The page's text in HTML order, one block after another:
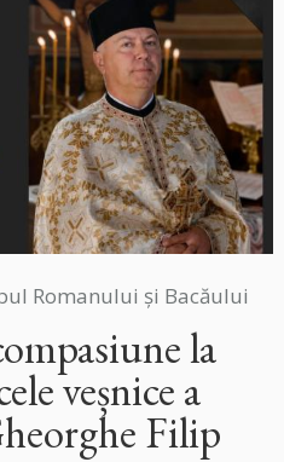
Romanului și Bacăului
la
veșnice a
Filip